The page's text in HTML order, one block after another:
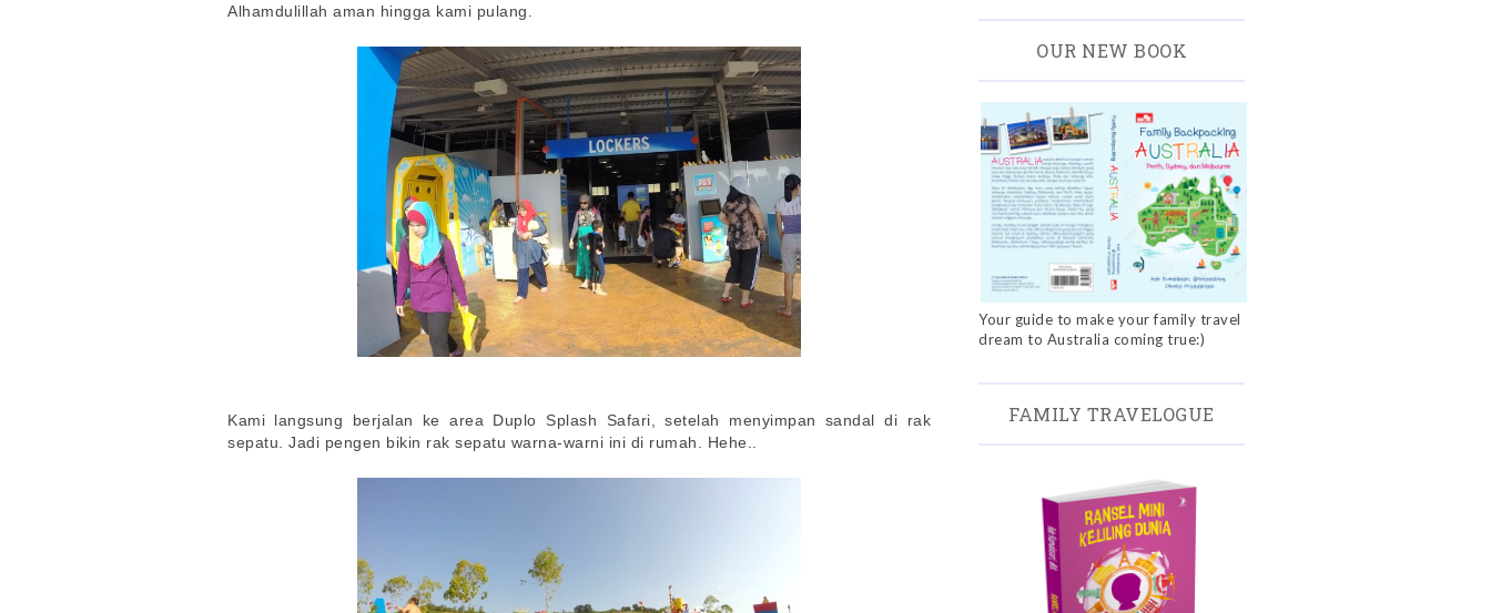
Alhamdulillah aman hingga kami pulang.
Kami langsung berjalan ke area Duplo Splash Safari, setelah menyimpan sandal di rak
sepatu. Jadi pengen bikin rak sepatu warna-warni ini di rumah. Hehe..
OUR NEW BOOK
Your guide to make your family travel
dream to Australia coming true:)
FAMILY TRAVELOGUE